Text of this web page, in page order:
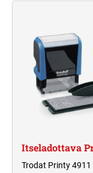
TRODAT CLASSIC
LEIMASINTYYNYT
LEIMASIMIIN
LEIMASIMIIN
TYPOMATIC
PRINTY TYPOMATIC
PROFESSIONAL
ERIKOISMUSTEET
VALMIIT LEIMASIMET
VALMIIT
TRODAT PRINTY
TURVALEIMASIMET
Itseladottava
Trodat Printy